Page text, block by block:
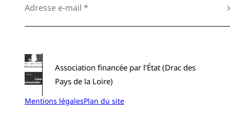
Association financée par l’État (Drac des
Pays de la Loire)
Mentions légalesPlan du site